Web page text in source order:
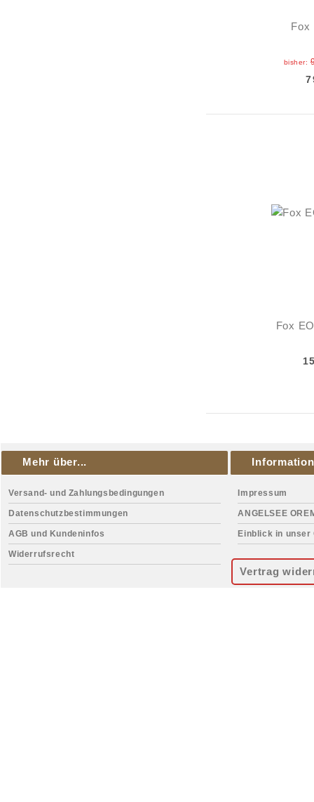
Fox
bisher:
Fox
Mehr über...
Versand- und Zahlungsbedingungen
Datenschutzbestimmungen
AGB und Kundeninfos
Widerrufsrecht
Impressum
ANGELSEE
Einblick in unser
Vertrag